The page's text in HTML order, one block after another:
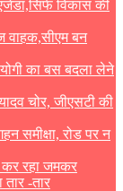
विकास की
वाहक,सीएम बन
का बस बदला लेने
चोर, जीएसटी की
समीक्षा, रोड पर न
कर रहा जमकर
तार -तार